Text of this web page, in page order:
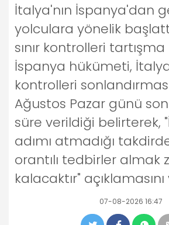
İtalya'nın İspanya'dan
yolculara yönelik
sınır kontrolleri
İspanya hükümeti,
kontrolleri
Ağustos Pazar günü
süre verildiği belirterek,
adımı atmadığı
orantılı tedbirler almak
kalacaktır" açıklamasını
07-08-2026 16:47